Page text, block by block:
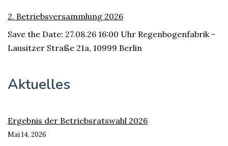
2. Betriebsversammlung 2026
Save the Date: 27.08.26 16:00 Uhr Regenbogenfabrik -
Lausitzer Straße 21a, 10999 Berlin
Aktuelles
Ergebnis der Betriebsratswahl 2026
Mai 14, 2026